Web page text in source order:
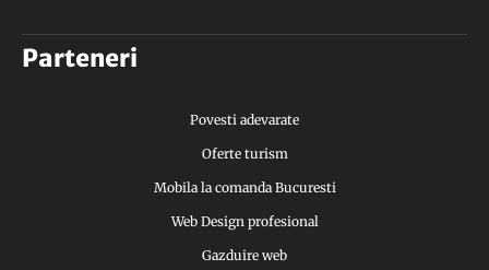
Parteneri
Povesti adevarate
Oferte turism
Mobila la comanda Bucuresti
Web Design profesional
Gazduire web